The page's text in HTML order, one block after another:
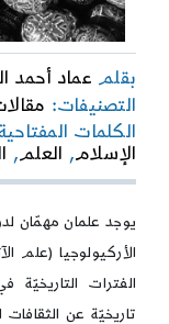
بقلم عماد أحمد
التصنيفات:
الكلمات
الإسلام, العلم,
يوجد علمان مهمّان
الأركيولوجيا (علم
الفترات
تاريخيّة عن